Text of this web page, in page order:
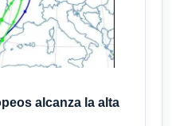
alcanza la alta